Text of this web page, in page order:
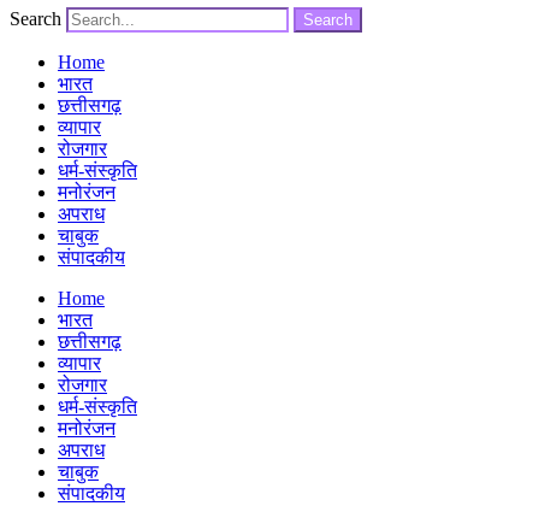
Search Search
Home
भारत
छत्तीसगढ़
व्यापार
रोजगार
धर्म-संस्कृति
मनोरंजन
अपराध
चाबुक
संपादकीय
Menu
Home
भारत
छत्तीसगढ़
व्यापार
रोजगार
धर्म-संस्कृति
मनोरंजन
अपराध
चाबुक
संपादकीय